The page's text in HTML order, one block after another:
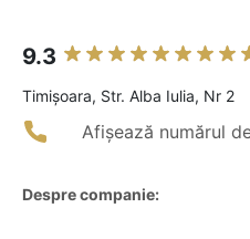
9.3
Timişoara, Str. Alba Iulia, Nr 2
Afișează numărul
Despre companie: